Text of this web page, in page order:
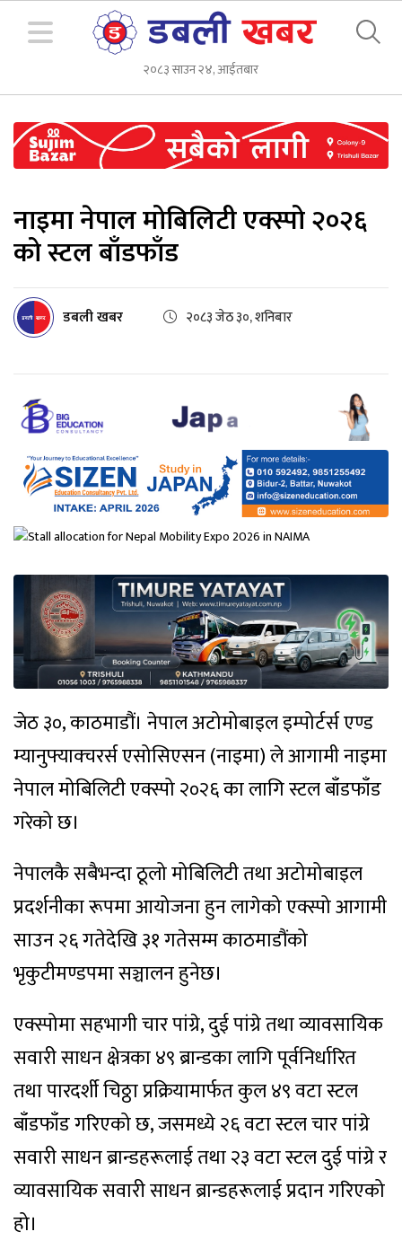
२०८३ साउन २४, आईतबार
नाइमा नेपाल मोबिलिटी एक्स्पो २०२६
को स्टल बाँडफाँड
डबली खबर २०८३ जेठ ३०, शनिबार
जेठ ३०, काठमाडौं। नेपाल अटोमोबाइल इम्पोर्टर्स एण्ड
म्यानुफ्याक्चरर्स एसोसिएसन (नाइमा) ले आगामी नाइमा
नेपाल मोबिलिटी एक्स्पो २०२६ का लागि स्टल बाँडफाँड
गरेको छ।
नेपालकै सबैभन्दा ठूलो मोबिलिटी तथा अटोमोबाइल
प्रदर्शनीका रूपमा आयोजना हुन लागेको एक्स्पो आगामी
साउन २६ गतेदेखि ३१ गतेसम्म काठमाडौंको
भृकुटीमण्डपमा सञ्चालन हुनेछ।
एक्स्पोमा सहभागी चार पांग्रे, दुई पांग्रे तथा व्यावसायिक
सवारी साधन क्षेत्रका ४९ ब्रान्डका लागि पूर्वनिर्धारित
तथा पारदर्शी चिठ्ठा प्रक्रियामार्फत कुल ४९ वटा स्टल
बाँडफाँड गरिएको छ, जसमध्ये २६ वटा स्टल चार पांग्रे
सवारी साधन ब्रान्डहरूलाई तथा २३ वटा स्टल दुई पांग्रे र
व्यावसायिक सवारी साधन ब्रान्डहरूलाई प्रदान गरिएको
हो।